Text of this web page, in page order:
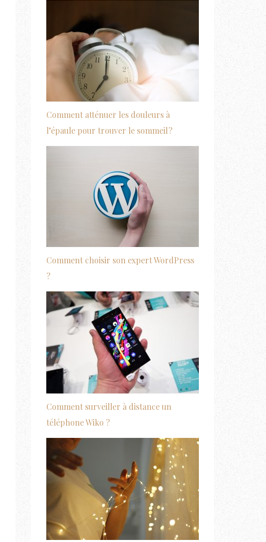
Comment atténuer les douleurs à
l’épaule pour trouver le sommeil ?
Comment choisir son expert WordPress
?
Comment surveiller à distance un
téléphone Wiko ?